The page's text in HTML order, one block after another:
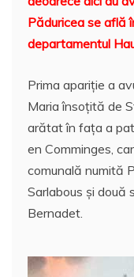
e
b
o
k
er l
Păduricea se află
departamentul
Prima apariţie a
Maria însoțită de
arătat în faţa a
en Comminges,
comunală numită
Sarlabous şi două
Bernadet.